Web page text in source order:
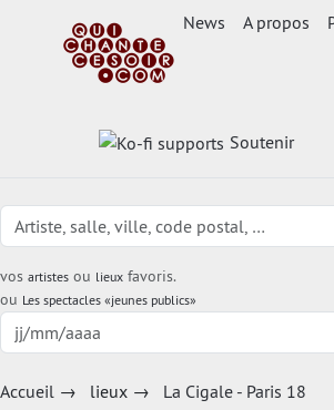
News A propos
Soutenir
vos artistes ou lieux favoris.
ou Les spectacles «jeunes publics»
Accueil → lieux → La Cigale - Paris 18